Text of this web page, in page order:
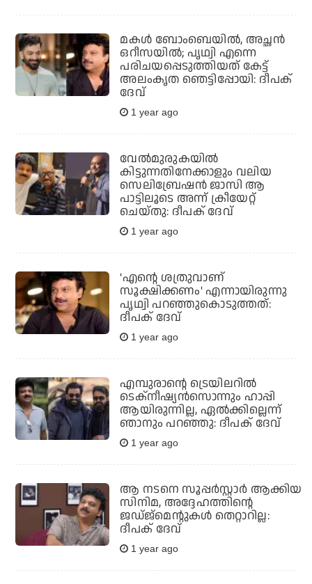
മകള്‍ ബോംബെയില്‍, അച്ഛന്‍
ഒറീസയില്‍; പൃഥ്വി എന്നെ
പരിചയപ്പെടുത്തിയത് കേട്ട്
അലംകൃത ഞെട്ടിപ്പോയി: ദീപക്
ദേവ്
1 year ago
വേല്‍മുരുകയില്‍
കിട്ടുന്നതിനേക്കാളും വലിയ
സെലിബ്രേഷന്‍ ജാസി ആ
പാട്ടിലൂടെ അന്ന് ക്രീയേറ്റ്
ചെയ്തു: ദീപക് ദേവ്
1 year ago
'എൻ്റെ ശത്രുവാണ്
സൂക്ഷിക്കണം' എന്നായിരുന്നു
പൃഥ്വി പറഞ്ഞുകൊടുത്തത്:
ദീപക് ദേവ്
1 year ago
എമ്പുരാന്റെ ട്രെയിലറില്‍
ടെക്‌നീഷ്യന്‍സൊന്നും ഹാപ്പി
ആയിരുന്നില്ല, ഏല്‍ക്കില്ലെന്ന്
ഞാനും പറഞ്ഞു: ദീപക് ദേവ്
1 year ago
ആ നടനെ സൂപ്പര്‍സ്റ്റാര്‍ ആക്കിയ
സിനിമ, അദ്ദേഹത്തിന്റെ
ജഡ്ജ്‌മെന്റുകള്‍ തെറ്റാറില്ല:
ദീപക് ദേവ്
1 year ago